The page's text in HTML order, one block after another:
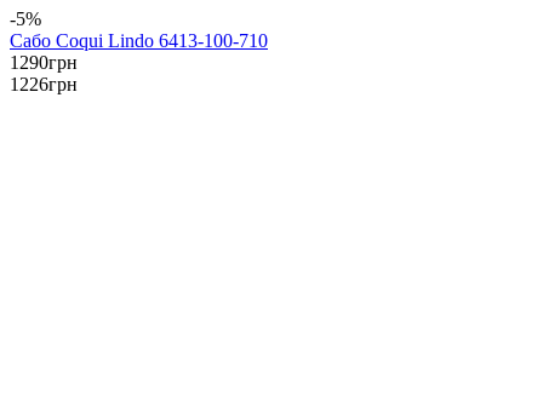
-5%
Сабо Coqui Lindo 6413-100-710
1290грн
1226грн